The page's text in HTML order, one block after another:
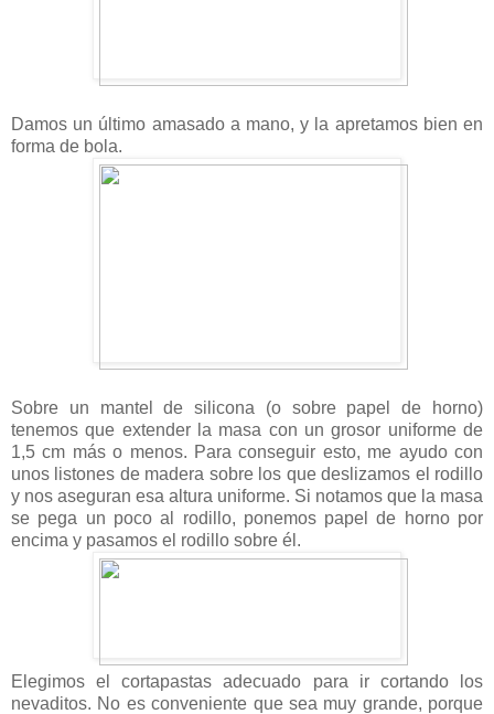
Damos un último amasado a mano, y la apretamos bien en
forma de bola.
Sobre un mantel de silicona (o sobre papel de horno)
tenemos que extender la masa con un grosor uniforme de
1,5 cm más o menos. Para conseguir esto, me ayudo con
unos listones de madera sobre los que deslizamos el rodillo
y nos aseguran esa altura uniforme. Si notamos que la masa
se pega un poco al rodillo, ponemos papel de horno por
encima y pasamos el rodillo sobre él.
Elegimos el cortapastas adecuado para ir cortando los
nevaditos. No es conveniente que sea muy grande, porque